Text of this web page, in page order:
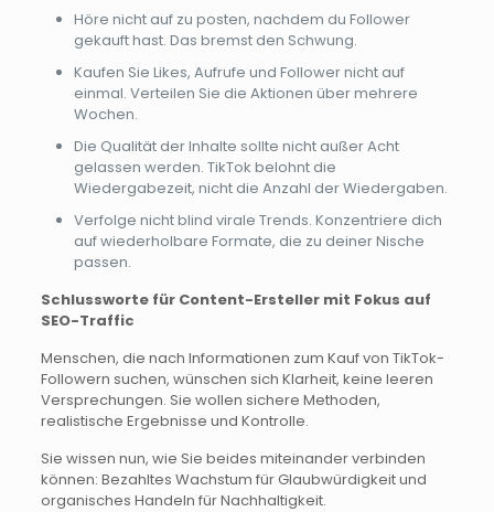
Höre nicht auf zu posten, nachdem du Follower
gekauft hast. Das bremst den Schwung.
Kaufen Sie Likes, Aufrufe und Follower nicht auf
einmal. Verteilen Sie die Aktionen über mehrere
Wochen.
Die Qualität der Inhalte sollte nicht außer Acht
gelassen werden. TikTok belohnt die
Wiedergabezeit, nicht die Anzahl der Wiedergaben.
Verfolge nicht blind virale Trends. Konzentriere dich
auf wiederholbare Formate, die zu deiner Nische
passen.
Schlussworte für Content-Ersteller mit Fokus auf
SEO-Traffic
Menschen, die nach Informationen zum Kauf von TikTok-
Followern suchen, wünschen sich Klarheit, keine leeren
Versprechungen. Sie wollen sichere Methoden,
realistische Ergebnisse und Kontrolle.
Sie wissen nun, wie Sie beides miteinander verbinden
können: Bezahltes Wachstum für Glaubwürdigkeit und
organisches Handeln für Nachhaltigkeit.